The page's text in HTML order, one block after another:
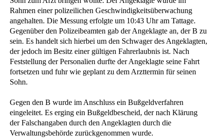
Rahmen einer polizeilichen Geschwindigkeitsüberwachung
angehalten. Die Messung erfolgte um 10:43 Uhr am Tattage.
Gegenüber den Polizeibeamten gab der Angeklagte an, der B zu
sein. Es handelt sich hierbei um den Schwager des Angeklagten,
der jedoch im Besitz einer gültigen Fahrerlaubnis ist. Nach
Feststellung der Personalien durfte der Angeklagte seine Fahrt
fortsetzen und fuhr wie geplant zu dem Arzttermin für seinen
Sohn.
Gegen den B wurde im Anschluss ein Bußgeldverfahren
eingeleitet. Es erging ein Bußgeldbescheid, der nach Klärung
der Falschangaben durch den Angeklagten durch die
Verwaltungsbehörde zurückgenommen wurde.